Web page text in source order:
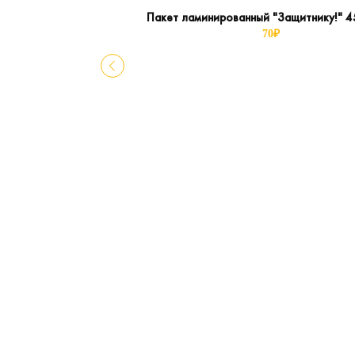
Пакет ламинированный "Защитнику!"
70₽